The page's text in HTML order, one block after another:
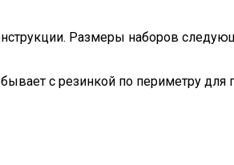
Размеры наборов
с резинкой по периметру для